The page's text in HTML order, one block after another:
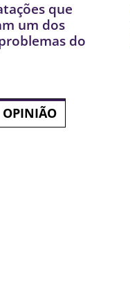
que
um dos
do
OPINIÃO